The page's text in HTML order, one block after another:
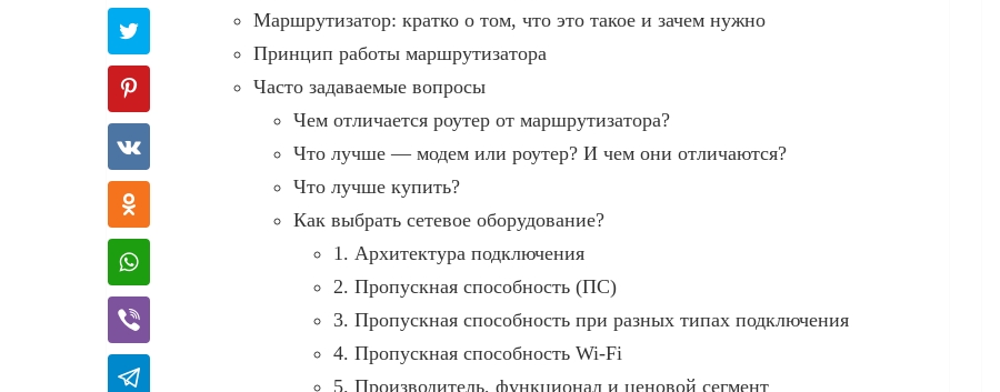
Маршрутизатор: кратко о том, что это такое и зачем нужно
Принцип работы маршрутизатора
Часто задаваемые вопросы
Чем отличается роутер от маршрутизатора?
Что лучше — модем или роутер? И чем они отличаются?
Что лучше купить?
Как выбрать сетевое оборудование?
1. Архитектура подключения
2. Пропускная способность (ПС)
3. Пропускная способность при разных типах подключения
4. Пропускная способность Wi-Fi
5. Производитель, функционал и ценовой сегмент